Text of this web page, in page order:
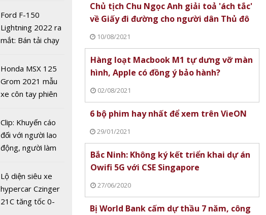
thông tin - 'Lỗ
hổng lớn' trên
không gian mạng
Việt
Các giao thức cho
19
Ford F-150
Lightning 2022 ra
mắt: Bán tải chạy
chưa đến 40 nghìn
USD
Honda MSX 125
Grom 2021 mẫu
xe côn tay phiên
Clip: Khuyến cáo
đối với người lao
động, người làm
hàng tại khu dịch
vụ trong dịch
Covid-19
Lộ diện siêu xe
hypercar Czinger
21C tăng tốc 0-
Chủ tịch Chu Ngọc Anh giải toả 'ách tắc'
về Giấy đi đường cho người dân Thủ đô
10/08/2021
Hàng loạt Macbook M1 tự dưng vỡ màn
hình, Apple có đồng ý bảo hành?
02/08/2021
6 bộ phim hay nhất để xem trên VieON
29/01/2021
Bắc Ninh: Không ký kết triển khai dự án
Owifi 5G với CSE Singapore
27/06/2020
Bị World Bank cấm dự thầu 7 năm, công